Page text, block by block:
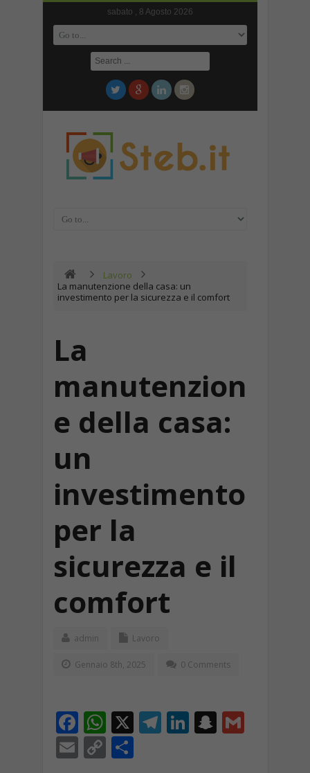
sabato , 8 Agosto 2026
Lavoro
La manutenzione della casa: un
investimento per la sicurezza e il comfort
La
manutenzion
e della casa:
un
investimento
per la
sicurezza e il
comfort
admin Lavoro
Gennaio 8th, 2025 0 Comments
F
ac
e
W
h
at
X T Li S G
E C C